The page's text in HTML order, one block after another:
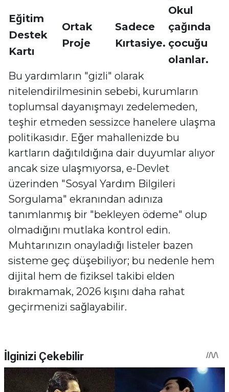
Eğitim
Destek
Kartı
Ortak
Proje
Sadece
Kırtasiye.
Okul
çağında
çocuğu
olanlar.
Bu yardımların "gizli" olarak
nitelendirilmesinin sebebi, kurumların
toplumsal dayanışmayı zedelemeden,
teşhir etmeden sessizce hanelere ulaşma
politikasıdır. Eğer mahallenizde bu
kartların dağıtıldığına dair duyumlar alıyor
ancak size ulaşmıyorsa, e-Devlet
üzerinden "Sosyal Yardım Bilgileri
Sorgulama" ekranından adınıza
tanımlanmış bir "bekleyen ödeme" olup
olmadığını mutlaka kontrol edin.
Muhtarınızın onayladığı listeler bazen
sisteme geç düşebiliyor; bu nedenle hem
dijital hem de fiziksel takibi elden
bırakmamak, 2026 kışını daha rahat
geçirmenizi sağlayabilir.